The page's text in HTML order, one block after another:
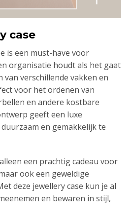
case
is een must-have voor
organisatie houdt als het gaat
van verschillende vakken en
voor het ordenen van
en andere kostbare
geeft een luxe
en gemakkelijk te
een prachtig cadeau voor
ook een geweldige
deze jewellery case kun je al
en bewaren in stijl,